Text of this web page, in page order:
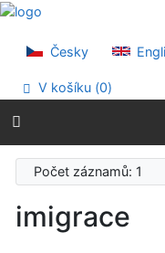
Přejít na obsah
Prohlášení o
Česky
V košíku (0)
Počet záznamů: 1
imigrace